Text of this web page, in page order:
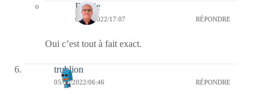
Bernie
06/06/2022/17:07 RÉPONDRE
Oui c’est tout à fait exact.
trublion
05/06/2022/06:46 RÉPONDRE